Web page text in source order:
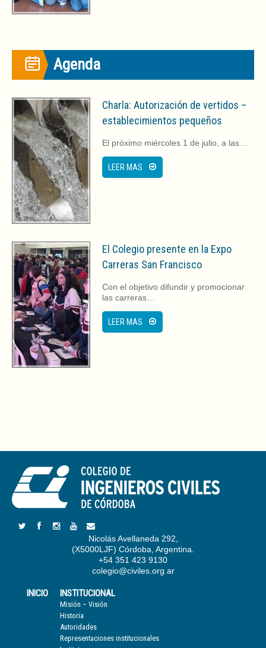
Agenda
Charla: Autorización de vertidos –
establecimientos pequeños
El próximo miércoles 1 de julio, a las…
LEER MAS
El Colegio presente en la Expo
Carreras San Francisco
Con el objetivo difundir y promocionar
las carreras…
LEER MAS
Nicolás Avellaneda 292,
(X5000LJF) Córdoba, Argentina.
+54 351 423 9130
colegio@civiles.org.ar
INICIO INSTITUCIONAL
Misión – Visión
Historia
Autoridades
Representaciones institucionales